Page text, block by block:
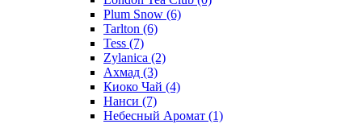
Plum Snow (6)
Tarlton (6)
Tess (7)
Zylanica (2)
Ахмад (3)
Киоко Чай (4)
Нанси (7)
Небесный Аромат (1)